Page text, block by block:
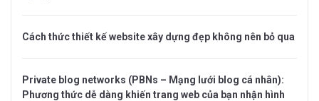
Cách thức thiết kế website xây dựng đẹp không nên bỏ qua
Private blog networks (PBNs – Mạng lưới blog cá nhân):
Phương thức dễ dàng khiến trang web của bạn nhận hình